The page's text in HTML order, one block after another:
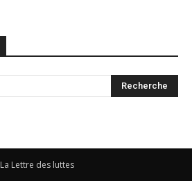
La Lettre des luttes